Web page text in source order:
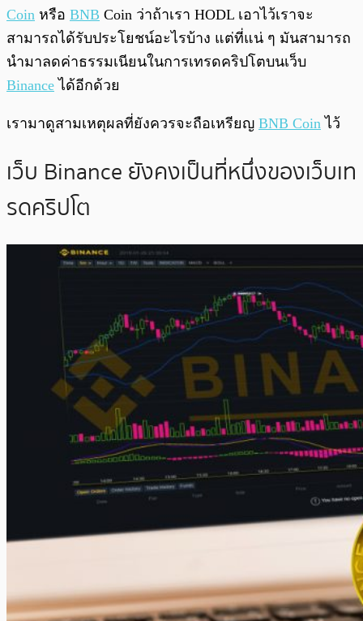
Coin หรือ BNB Coin ว่าถ้าเรา HODL เอาไว้เราจะ
สามารถได้รับประโยชน์อะไรบ้าง แต่ที่แน่ ๆ มันสามารถ
นำมาลดค่าธรรมเนียนในการเทรดคริปโตบนเว็บ
Binance ได้อีกด้วย
เรามาดูสามเหตุผลที่ยังควรจะถือเหรียญ BNB Coin ไว้
เว็บ Binance ยังคงเป็นที่หนึ่งของเว็บเท
รดคริปโต